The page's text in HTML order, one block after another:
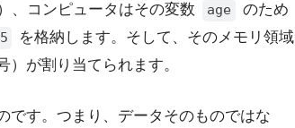
、コンピュータはその変数 age
のため
を格納します。そして、そのメモリ領域
）が割り当てられます。
です。つまり、データそのものではな